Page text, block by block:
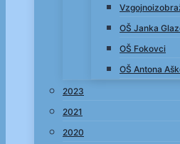
OŠ Janka
OŠ Fokovci
OŠ Antona
2023
2021
2020